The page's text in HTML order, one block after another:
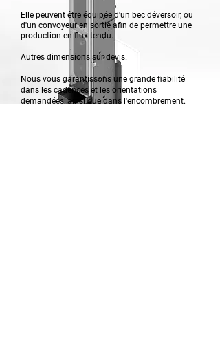
Elle peuvent être équipée d'un bec déversoir, ou
d'un convoyeur en sortie afin de permettre une
production en flux tendu.
Autres dimensions sur devis.
Nous vous garantissons une grande fiabilité
dans les cadences et les orientations
demandées, ainsi que dans l'encombrement.